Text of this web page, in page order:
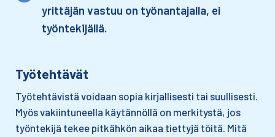
yrittäjän vastuu on työnantajalla, ei
työntekijällä.
Työtehtävät
Työtehtävistä voidaan sopia kirjallisesti tai suullisesti.
Myös vakiintuneella käytännöllä on merkitystä, jos
työntekijä tekee pitkähkön aikaa tiettyjä töitä. Mitä